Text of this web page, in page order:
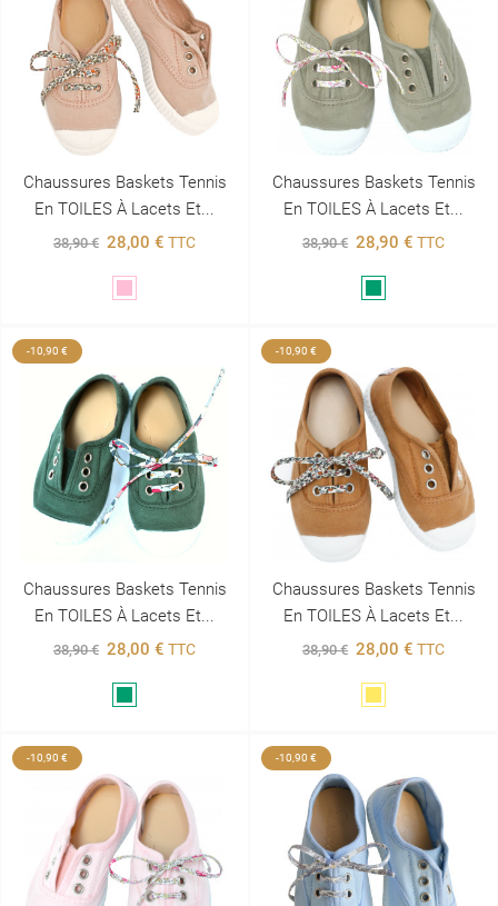
Chaussures Baskets Tennis
En TOILES À Lacets Et...
38,90 € 28,00 € TTC
Chaussures Baskets Tennis
En TOILES À Lacets Et...
38,90 € 28,90 € TTC
-10,90 €
Chaussures Baskets Tennis
En TOILES À Lacets Et...
38,90 € 28,00 € TTC
-10,90 €
Chaussures Baskets Tennis
En TOILES À Lacets Et...
38,90 € 28,00 € TTC
-10,90 € -10,90 €